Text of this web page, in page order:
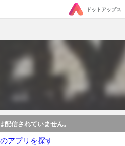
ドットアップス
信されていません。
アプリを探す